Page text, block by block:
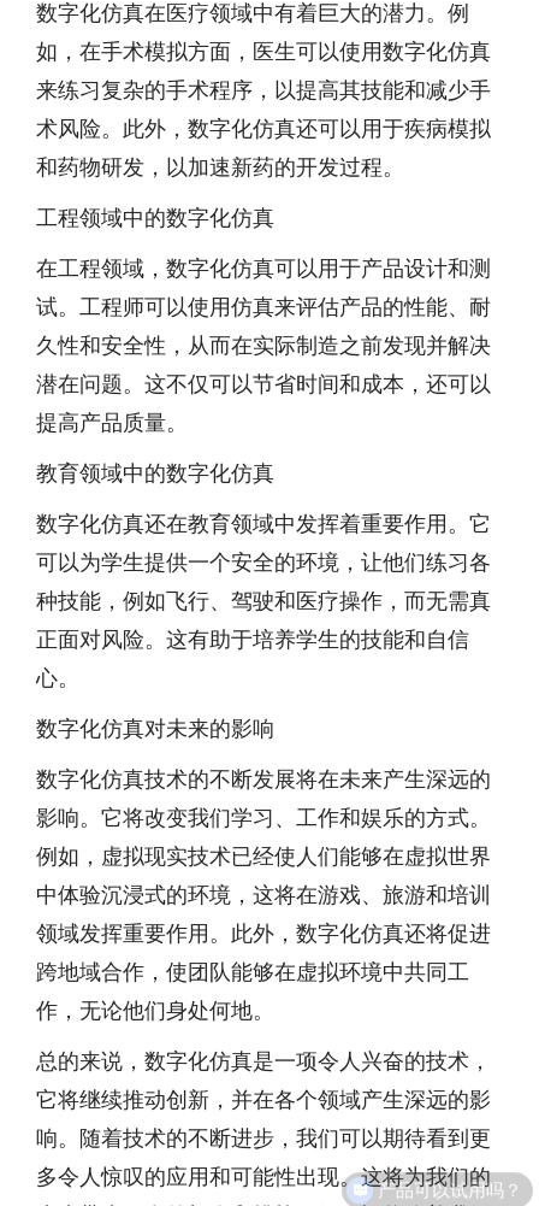
数字化仿真在医疗领域中有着巨大的潜力。例
如，在手术模拟方面，医生可以使用数字化仿真
来练习复杂的手术程序，以提高其技能和减少手
术风险。此外，数字化仿真还可以用于疾病模拟
和药物研发，以加速新药的开发过程。
工程领域中的数字化仿真
在工程领域，数字化仿真可以用于产品设计和测
试。工程师可以使用仿真来评估产品的性能、耐
久性和安全性，从而在实际制造之前发现并解决
潜在问题。这不仅可以节省时间和成本，还可以
提高产品质量。
教育领域中的数字化仿真
数字化仿真还在教育领域中发挥着重要作用。它
可以为学生提供一个安全的环境，让他们练习各
种技能，例如飞行、驾驶和医疗操作，而无需真
正面对风险。这有助于培养学生的技能和自信
心。
数字化仿真对未来的影响
数字化仿真技术的不断发展将在未来产生深远的
影响。它将改变我们学习、工作和娱乐的方式。
例如，虚拟现实技术已经使人们能够在虚拟世界
中体验沉浸式的环境，这将在游戏、旅游和培训
领域发挥重要作用。此外，数字化仿真还将促进
跨地域合作，使团队能够在虚拟环境中共同工
作，无论他们身处何地。
总的来说，数字化仿真是一项令人兴奋的技术，
它将继续推动创新，并在各个领域产生深远的影
响。随着技术的不断进步，我们可以期待看到更
多令人惊叹的应用和可能性出现。这将为我们的
产品可以试用吗？